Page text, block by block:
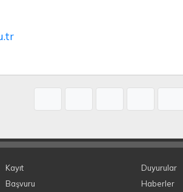
Kayıt
Başvuru
Duyurular
Haberler